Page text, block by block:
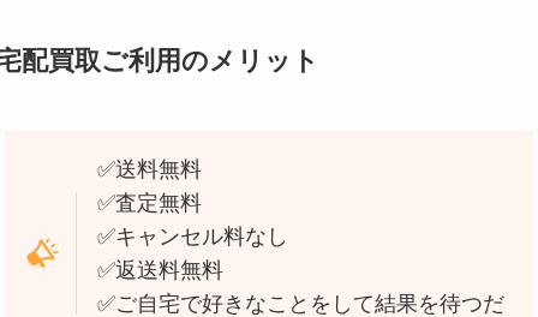
配買取ご利用のメリット
✅送料無料
✅査定無料
✅キャンセル料なし
✅返送料無料
✅ご自宅で好きなことをして結果を待つだ